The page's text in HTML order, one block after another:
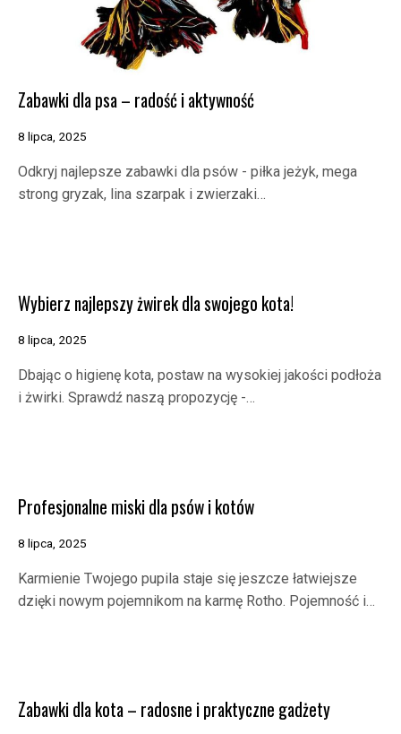
Zabawki dla psa – radość i aktywność
8 lipca, 2025
Odkryj najlepsze zabawki dla psów - piłka jeżyk, mega
strong gryzak, lina szarpak i zwierzaki…
Wybierz najlepszy żwirek dla swojego kota!
8 lipca, 2025
Dbając o higienę kota, postaw na wysokiej jakości podłoża
i żwirki. Sprawdź naszą propozycję -…
Profesjonalne miski dla psów i kotów
8 lipca, 2025
Karmienie Twojego pupila staje się jeszcze łatwiejsze
dzięki nowym pojemnikom na karmę Rotho. Pojemność i…
Zabawki dla kota – radosne i praktyczne gadżety